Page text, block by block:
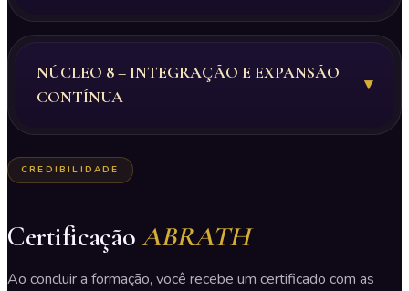
NÚCLEO 8 – INTEGRAÇÃO E EXPANSÃO
CONTÍNUA
▾
CREDIBILIDADE
CertificaçãoABRATH
Ao concluir a formação, você recebe um certificado com as